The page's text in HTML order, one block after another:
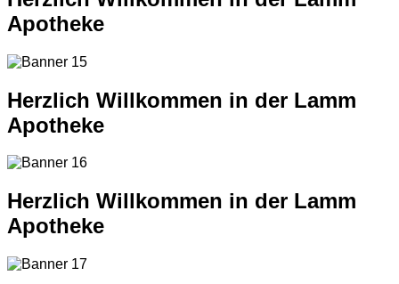
Apotheke
Herzlich Willkommen in der Lamm
Apotheke
Herzlich Willkommen in der Lamm
Apotheke